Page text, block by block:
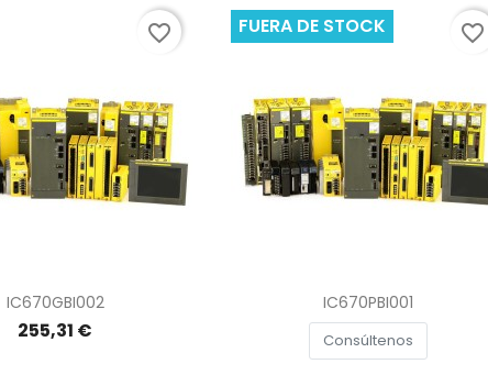
Vista rápida
IC670GBI002
255,31 €
favorite_border
Vista rápida
IC670PBI001
Consúltenos
FUERA DE STOCK favorite_border